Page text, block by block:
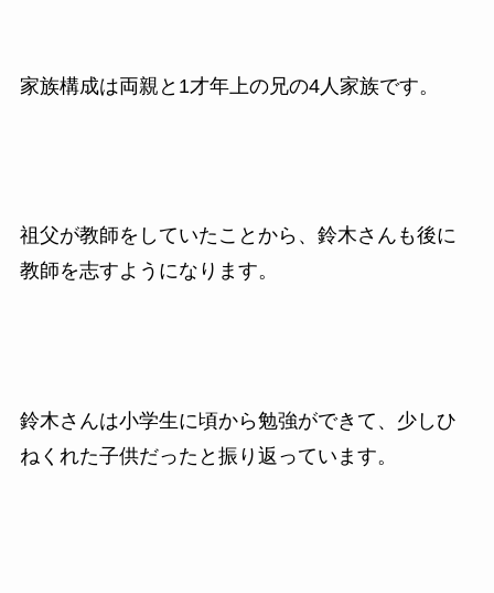
家族構成は両親と1才年上の兄の4人家族です。
祖父が教師をしていたことから、鈴木さんも後に
教師を志すようになります。
鈴木さんは小学生に頃から勉強ができて、少しひ
ねくれた子供だったと振り返っています。